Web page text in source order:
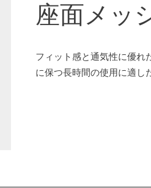
座面メッ
フィット感と通気性に優れ
に保つ長時間の使用に適し